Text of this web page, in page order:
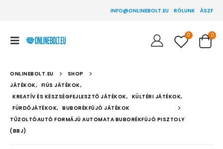
INFO@ONLINEBOLT.EU RÓLUNK ÁSZF
0 0
ONLINEBOLT.EU
SHOP
JÁTÉKOK, FIÚS JÁTÉKOK,
KREATÍV ÉS KÉSZSÉGFEJLESZTŐ JÁTÉKOK, KÜLTÉRI JÁTÉKOK,
FÜRDŐJÁTÉKOK, BUBORÉKFÚJÓ JÁTÉKOK
TŰZOLTÓAUTÓ FORMÁJÚ AUTOMATA BUBORÉKFÚJÓ PISZTOLY
(BBJ)